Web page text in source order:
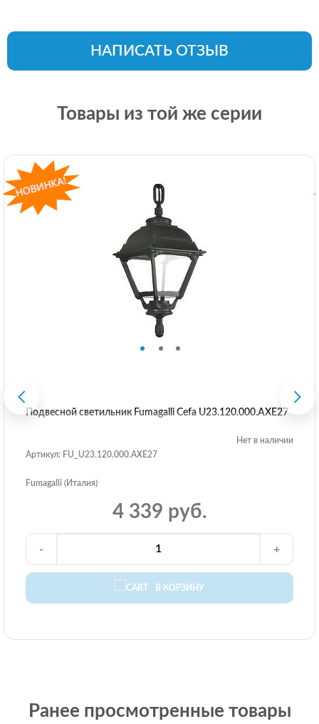
НАПИСАТЬ ОТЗЫВ
Товары из той же серии
Подвесной светильник Fumagalli Cefa U23.120.000.AXE27
Нет в наличии
Артикул: FU_U23.120.000.AXE27
Fumagalli (Италия)
4 339 руб.
В КОРЗИНУ
- +
Ранее просмотренные товары